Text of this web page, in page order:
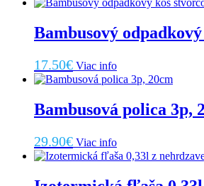
Bambusový
17.50€ Viac info
Bambusová polica 3p,
29.90€ Viac info